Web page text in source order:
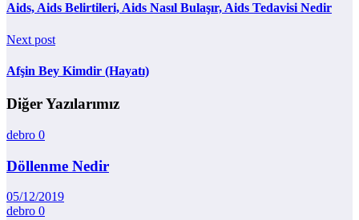
Aids, Aids Belirtileri, Aids Nasıl Bulaşır, Aids Tedavisi Nedir
Next post
Afşin Bey Kimdir (Hayatı)
Diğer Yazılarımız
debro 0
Döllenme Nedir
05/12/2019
debro 0